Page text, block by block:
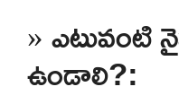
» ఎటువంటి
ఉండాలి?: